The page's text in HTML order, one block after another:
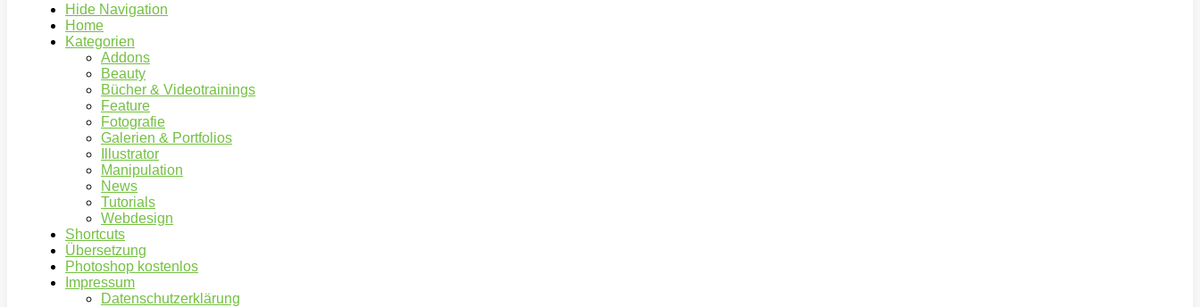
Hide Navigation
Home
Kategorien
Addons
Beauty
Bücher & Videotrainings
Feature
Fotografie
Galerien & Portfolios
Illustrator
Manipulation
News
Tutorials
Webdesign
Shortcuts
Übersetzung
Photoshop kostenlos
Impressum
Datenschutzerklärung